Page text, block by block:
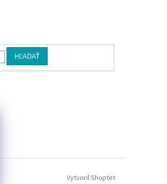
HĽADAŤ
Vytvoril Shoptet